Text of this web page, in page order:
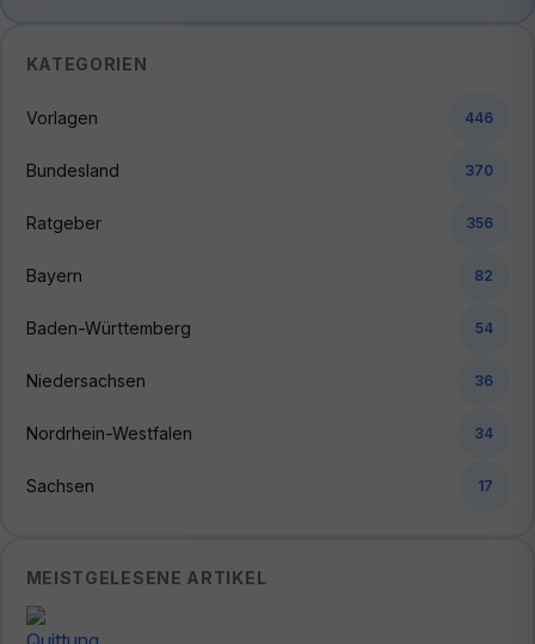
KATEGORIEN
Vorlagen 446
Bundesland 370
Ratgeber 356
Bayern 82
Baden-Württemberg 54
Niedersachsen 36
Nordrhein-Westfalen 34
Sachsen 17
MEISTGELESENE ARTIKEL